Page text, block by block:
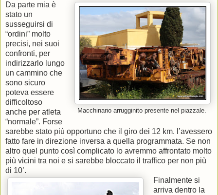
Macchinario arrugginito presente nel piazzale.
Da parte mia è
stato un
susseguirsi di
“ordini” molto
precisi, nei suoi
confronti, per
indirizzarlo lungo
un cammino che
sono sicuro
poteva essere
difficoltoso
anche per atleta
“normale”. Forse
sarebbe stato più opportuno che il giro dei 12 km. l’avessero
fatto fare in direzione inversa a quella programmata. Se non
altro quel punto così complicato lo avremmo affrontato molto
più vicini tra noi e si sarebbe bloccato il traffico per non più
di 10’.
Finalmente si
arriva dentro la